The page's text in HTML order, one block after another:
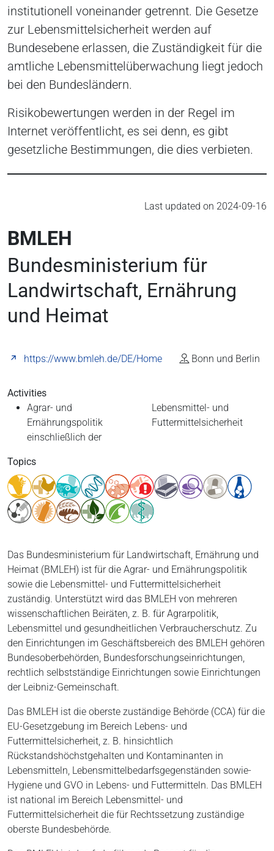
institutionell voneinander getrennt. Die Gesetze
zur Lebensmittelsicherheit werden auf
Bundesebene erlassen, die Zuständigkeit für die
amtliche Lebensmittelüberwachung liegt jedoch
bei den Bundesländern.
Risikobewertungen werden in der Regel im
Internet veröffentlicht, es sei denn, es gibt
gesetzliche Bestimmungen, die dies verbieten.
Last updated on 2024-09-16
BMLEH
Bundesministerium für
Landwirtschaft, Ernährung
und Heimat
https://www.bmleh.de/DE/Home Bonn und Berlin
Activities
Agrar- und
Ernährungspolitik
einschließlich der
Lebensmittel- und
Futtermittelsicherheit
Topics
Das Bundesministerium für Landwirtschaft, Ernährung und
Heimat (BMLEH) ist für die Agrar- und Ernährungspolitik
sowie die Lebensmittel- und Futtermittelsicherheit
zuständig. Unterstützt wird das BMLEH von mehreren
wissenschaftlichen Beiräten, z. B. für Agrarpolitik,
Lebensmittel und gesundheitlichen Verbraucherschutz. Zu
den Einrichtungen im Geschäftsbereich des BMLEH gehören
Bundesoberbehörden, Bundesforschungseinrichtungen,
rechtlich selbstständige Einrichtungen sowie Einrichtungen
der Leibniz-Gemeinschaft.
Das BMLEH ist die oberste zuständige Behörde (CCA) für die
EU-Gesetzgebung im Bereich Lebens- und
Futtermittelsicherheit, z. B. hinsichtlich
Rückstandshöchstgehalten und Kontaminanten in
Lebensmitteln, Lebensmittelbedarfsgegenständen sowie-
Hygiene und GVO in Lebens- und Futtermitteln. Das BMLEH
ist national im Bereich Lebensmittel- und
Futtermittelsicherheit die für Rechtssetzung zuständige
oberste Bundesbehörde.